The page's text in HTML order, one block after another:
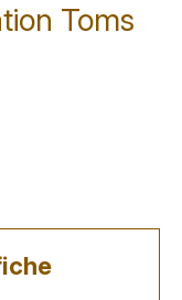
Toms